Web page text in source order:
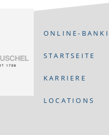
ONLINE-
STARTSEITE
KARRIERE
LOCATIONS